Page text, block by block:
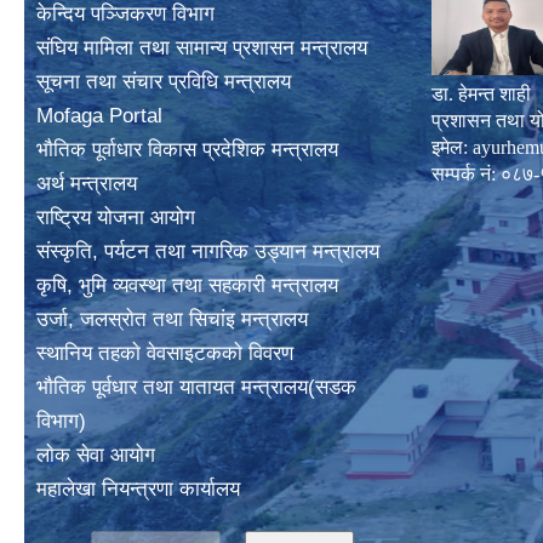
केन्दिय पञ्जिकरण विभाग
संघिय मामिला तथा सामान्य प्रशासन मन्त्रालय
सूचना तथा संचार प्रविधि मन्त्रालय
Mofaga Portal
भाैतिक पूर्वाधार विकास प्रदेशिक मन्त्रालय
अर्थ मन्त्रालय
राष्ट्रिय योजना आयोग
संस्कृति, पर्यटन तथा नागरिक उड्यान मन्त्रालय
कृषि, भुमि व्यवस्था तथा सहकारी मन्त्रालय
उर्जा, जलस्राेत तथा सिचांइ मन्त्रालय
स्थानिय तहकाे वेवसाइटककाे विवरण
भाैतिक पूर्वधार तथा यातायत मन्त्रालय(सडक
विभाग)
लाेक सेवा आयोग
महालेखा नियन्त्रणा कार्यालय
डा. हेमन्त शाही
प्रशासन तथा
इमेल:
सम्पर्क नं: